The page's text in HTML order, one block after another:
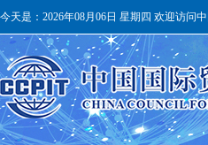
今天是： 2026年08月06日 星期四 欢迎访问